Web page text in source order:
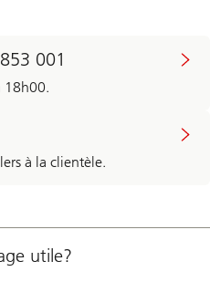
001
18h00.
à la clientèle.
utile?